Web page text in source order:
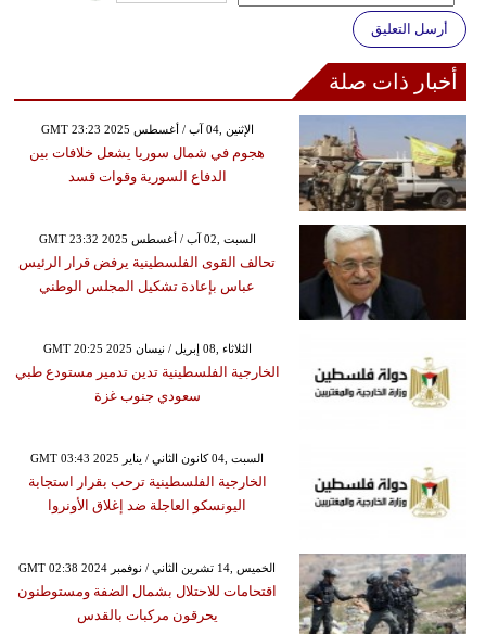
أرسل التعليق
أخبار ذات صلة
GMT 23:23 2025 الإثنين ,04 آب / أغسطس
هجوم في شمال سوريا يشعل خلافات بين
الدفاع السورية وقوات قسد
GMT 23:32 2025 السبت ,02 آب / أغسطس
تحالف القوى الفلسطينية يرفض قرار الرئيس
عباس بإعادة تشكيل المجلس الوطني
GMT 20:25 2025 الثلاثاء ,08 إبريل / نيسان
الخارجية الفلسطينية تدين تدمير مستودع طبي
سعودي جنوب غزة
GMT 03:43 2025 السبت ,04 كانون الثاني / يناير
الخارجية الفلسطينية ترحب بقرار استجابة
اليونسكو العاجلة ضد إغلاق الأونروا
GMT 02:38 2024 الخميس ,14 تشرين الثاني / نوفمبر
اقتحامات للاحتلال بشمال الضفة ومستوطنون
يحرقون مركبات بالقدس